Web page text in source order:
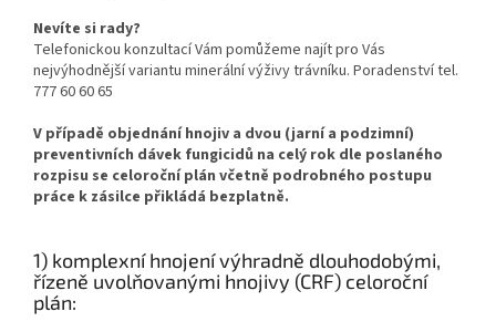
Nevíte si rady?
Telefonickou konzultací Vám pomůžeme najít pro Vás
nejvýhodnější variantu minerální výživy trávníku. Poradenství tel.
777 60 60 65
V případě objednání hnojiv a dvou (jarní a podzimní)
preventivních dávek fungicidů na celý rok dle poslaného
rozpisu se celoroční plán včetně podrobného postupu
práce k zásilce přikládá bezplatně.
1) komplexní hnojení výhradně dlouhodobými,
řízeně uvolňovanými hnojivy (CRF) celoroční
plán: